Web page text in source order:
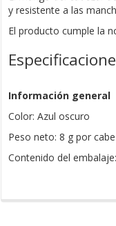
y resistente a las
El producto cumple la
Información general
Color: Azul oscuro
Peso neto: 8 g por
Contenido del